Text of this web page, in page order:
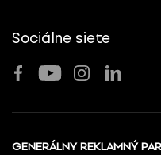
Sociálne siete
GENERÁLNY REKLAMNÝ